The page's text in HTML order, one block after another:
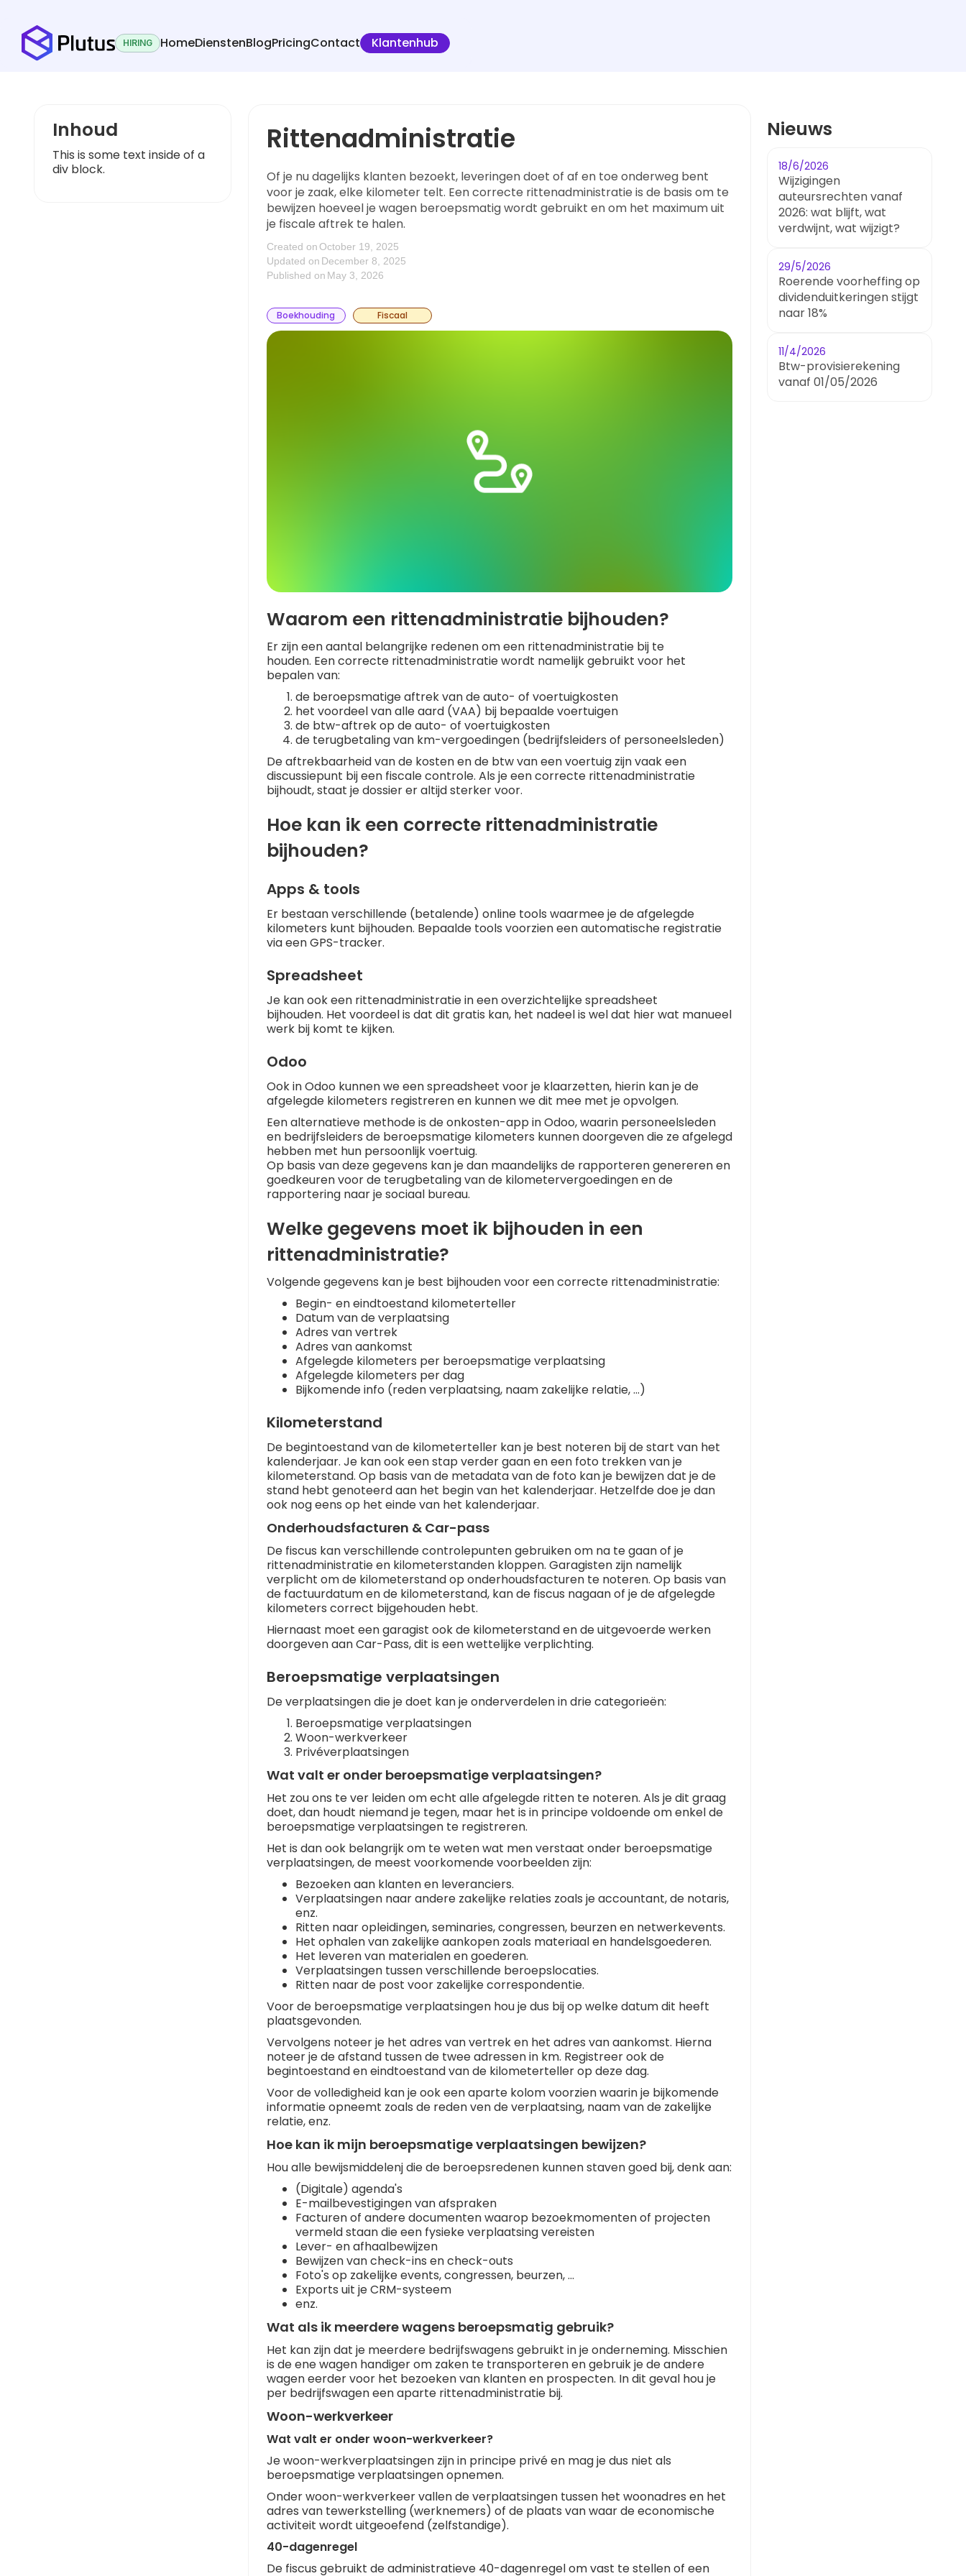
HIRING HomeDienstenBlogPricingContact Klantenhub
Inhoud
This is some text inside of a
div block.
Rittenadministratie
Of je nu dagelijks klanten bezoekt, leveringen doet of af en toe onderweg bent
voor je zaak, elke kilometer telt. Een correcte rittenadministratie is de basis om te
bewijzen hoeveel je wagen beroepsmatig wordt gebruikt en om het maximum uit
je fiscale aftrek te halen.
Created on October 19, 2025
Updated on December 8, 2025
Published on May 3, 2026
Boekhouding Fiscaal
Waarom een rittenadministratie bijhouden?
Er zijn een aantal belangrijke redenen om een rittenadministratie bij te
houden. Een correcte rittenadministratie wordt namelijk gebruikt voor het
bepalen van:
de beroepsmatige aftrek van de auto- of voertuigkosten
het voordeel van alle aard (VAA) bij bepaalde voertuigen
de btw-aftrek op de auto- of voertuigkosten
de terugbetaling van km-vergoedingen (bedrijfsleiders of personeelsleden)
De aftrekbaarheid van de kosten en de btw van een voertuig zijn vaak een
discussiepunt bij een fiscale controle. Als je een correcte rittenadministratie
bijhoudt, staat je dossier er altijd sterker voor.
Hoe kan ik een correcte rittenadministratie
bijhouden?
Apps & tools
Er bestaan verschillende (betalende) online tools waarmee je de afgelegde
kilometers kunt bijhouden. Bepaalde tools voorzien een automatische registratie
via een GPS-tracker.
Spreadsheet
Je kan ook een rittenadministratie in een overzichtelijke spreadsheet
bijhouden. Het voordeel is dat dit gratis kan, het nadeel is wel dat hier wat manueel
werk bij komt te kijken.
Odoo
Ook in Odoo kunnen we een spreadsheet voor je klaarzetten, hierin kan je de
afgelegde kilometers registreren en kunnen we dit mee met je opvolgen.
Een alternatieve methode is de onkosten-app in Odoo, waarin personeelsleden
en bedrijfsleiders de beroepsmatige kilometers kunnen doorgeven die ze afgelegd
hebben met hun persoonlijk voertuig.
Op basis van deze gegevens kan je dan maandelijks de rapporteren genereren en
goedkeuren voor de terugbetaling van de kilometervergoedingen en de
rapportering naar je sociaal bureau.
Welke gegevens moet ik bijhouden in een
rittenadministratie?
Volgende gegevens kan je best bijhouden voor een correcte rittenadministratie:
Begin- en eindtoestand kilometerteller
Datum van de verplaatsing
Adres van vertrek
Adres van aankomst
Afgelegde kilometers per beroepsmatige verplaatsing
Afgelegde kilometers per dag
Bijkomende info (reden verplaatsing, naam zakelijke relatie, ...)
Kilometerstand
De begintoestand van de kilometerteller kan je best noteren bij de start van het
kalenderjaar. Je kan ook een stap verder gaan en een foto trekken van je
kilometerstand. Op basis van de metadata van de foto kan je bewijzen dat je de
stand hebt genoteerd aan het begin van het kalenderjaar. Hetzelfde doe je dan
ook nog eens op het einde van het kalenderjaar.
Onderhoudsfacturen & Car-pass
De fiscus kan verschillende controlepunten gebruiken om na te gaan of je
rittenadministratie en kilometerstanden kloppen. Garagisten zijn namelijk
verplicht om de kilometerstand op onderhoudsfacturen te noteren. Op basis van
de factuurdatum en de kilometerstand, kan de fiscus nagaan of je de afgelegde
kilometers correct bijgehouden hebt.
Hiernaast moet een garagist ook de kilometerstand en de uitgevoerde werken
doorgeven aan Car-Pass, dit is een wettelijke verplichting.
Beroepsmatige verplaatsingen
De verplaatsingen die je doet kan je onderverdelen in drie categorieën:
Beroepsmatige verplaatsingen
Woon-werkverkeer
Privéverplaatsingen
Wat valt er onder beroepsmatige verplaatsingen?
Het zou ons te ver leiden om echt alle afgelegde ritten te noteren. Als je dit graag
doet, dan houdt niemand je tegen, maar het is in principe voldoende om enkel de
beroepsmatige verplaatsingen te registreren.
Het is dan ook belangrijk om te weten wat men verstaat onder beroepsmatige
verplaatsingen, de meest voorkomende voorbeelden zijn:
Bezoeken aan klanten en leveranciers.
Verplaatsingen naar andere zakelijke relaties zoals je accountant, de notaris,
enz.
Ritten naar opleidingen, seminaries, congressen, beurzen en netwerkevents.
Het ophalen van zakelijke aankopen zoals materiaal en handelsgoederen.
Het leveren van materialen en goederen.
Verplaatsingen tussen verschillende beroepslocaties.
Ritten naar de post voor zakelijke correspondentie.
Voor de beroepsmatige verplaatsingen hou je dus bij op welke datum dit heeft
plaatsgevonden.
Vervolgens noteer je het adres van vertrek en het adres van aankomst. Hierna
noteer je de afstand tussen de twee adressen in km. Registreer ook de
begintoestand en eindtoestand van de kilometerteller op deze dag.
Voor de volledigheid kan je ook een aparte kolom voorzien waarin je bijkomende
informatie opneemt zoals de reden ven de verplaatsing, naam van de zakelijke
relatie, enz.
Hoe kan ik mijn beroepsmatige verplaatsingen bewijzen?
Hou alle bewijsmiddelenj die de beroepsredenen kunnen staven goed bij, denk aan:
(Digitale) agenda's
E-mailbevestigingen van afspraken
Facturen of andere documenten waarop bezoekmomenten of projecten
vermeld staan die een fysieke verplaatsing vereisten
Lever- en afhaalbewijzen
Bewijzen van check-ins en check-outs
Foto's op zakelijke events, congressen, beurzen, ...
Exports uit je CRM-systeem
enz.
Wat als ik meerdere wagens beroepsmatig gebruik?
Het kan zijn dat je meerdere bedrijfswagens gebruikt in je onderneming. Misschien
is de ene wagen handiger om zaken te transporteren en gebruik je de andere
wagen eerder voor het bezoeken van klanten en prospecten. In dit geval hou je
per bedrijfswagen een aparte rittenadministratie bij.
Woon-werkverkeer
Wat valt er onder woon-werkverkeer?
Je woon-werkverplaatsingen zijn in principe privé en mag je dus niet als
beroepsmatige verplaatsingen opnemen.
Onder woon-werkverkeer vallen de verplaatsingen tussen het woonadres en het
adres van tewerkstelling (werknemers) of de plaats van waar de economische
activiteit wordt uitgeoefend (zelfstandige).
40-dagenregel
De fiscus gebruikt de administratieve 40-dagenregel om vast te stellen of een
Nieuws
18/6/2026
Wijzigingen
auteursrechten vanaf
2026: wat blijft, wat
verdwijnt, wat wijzigt?
29/5/2026
Roerende voorheffing op
dividenduitkeringen stijgt
naar 18%
11/4/2026
Btw-provisierekening
vanaf 01/05/2026